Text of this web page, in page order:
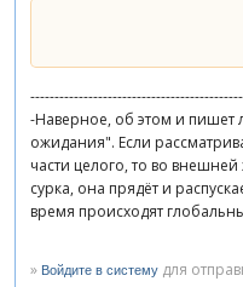
-Наверное, об этом и пишет
ожидания". Если
части целого, то во
сурка, она прядёт и
время происходят
» Войдите в систему для